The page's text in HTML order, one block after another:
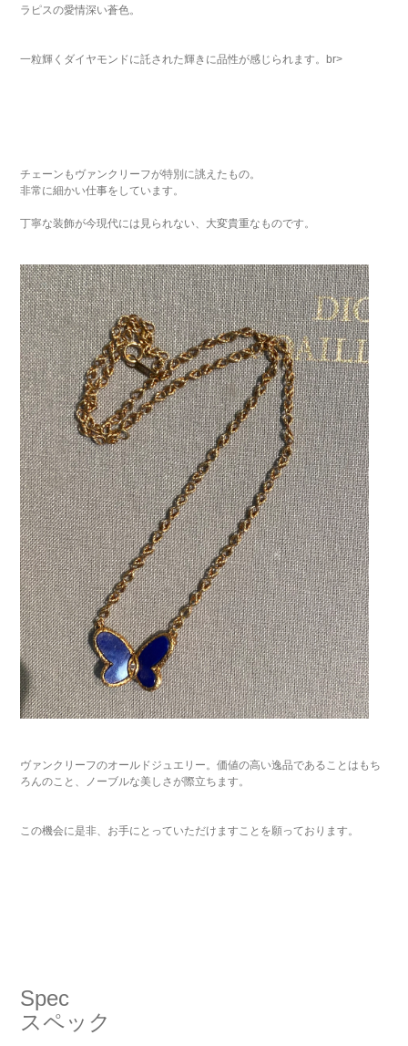
ラピスの愛情深い蒼色。
一粒輝くダイヤモンドに託された輝きに品性が感じられます。br>
チェーンもヴァンクリーフが特別に誂えたもの。
非常に細かい仕事をしています。
丁寧な装飾が今現代には見られない、大変貴重なものです。
ヴァンクリーフのオールドジュエリー。価値の高い逸品であることはもち
ろんのこと、ノーブルな美しさが際立ちます。
この機会に是非、お手にとっていただけますことを願っております。
Spec
スペック